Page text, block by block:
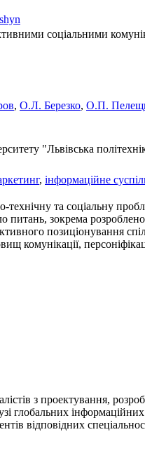
соціальними
, О.Л. Березко, О.П.
"Львівська
, інформаційне
та соціальну
питань, зокрема
позиціонування
комунікації,
з проектування,
глобальних
відповідних